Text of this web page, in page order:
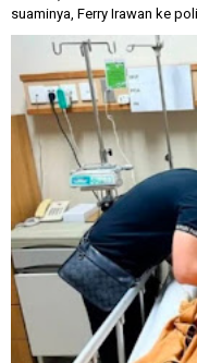
suaminya, Ferry Irawan ke